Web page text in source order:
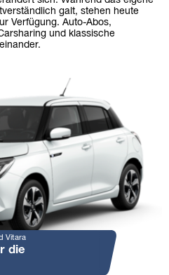
galt, stehen heute
Verfügung. Auto-Abos,
und klassische
Vitara
die